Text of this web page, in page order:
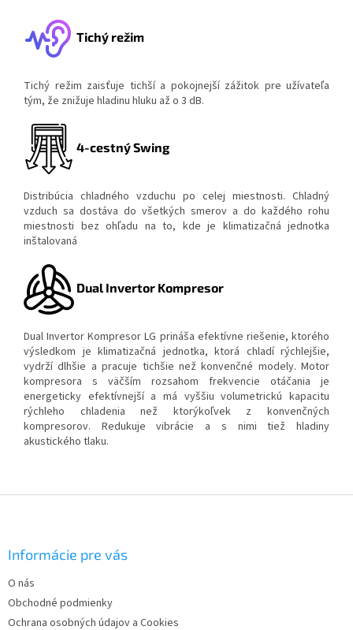
Tichý režim
Tichý režim zaisťuje tichší a pokojnejší zážitok pre užívateľa
tým, že znižuje hladinu hluku až o 3 dB.
4-cestný Swing
Distribúcia chladného vzduchu po celej miestnosti. Chladný
vzduch sa dostáva do všetkých smerov a do každého rohu
miestnosti bez ohľadu na to, kde je klimatizačná jednotka
inštalovaná
Dual Invertor Kompresor
Dual Invertor Kompresor LG prináša efektívne riešenie, ktorého
výsledkom je klimatizačná jednotka, ktorá chladí rýchlejšie,
vydrží dlhšie a pracuje tichšie než konvenčné modely. Motor
kompresora s väčším rozsahom frekvencie otáčania je
energeticky efektívnejší a má vyššiu volumetrickú kapacitu
rýchleho chladenia než ktorýkoľvek z konvenčných
kompresorov. Redukuje vibrácie a s nimi tiež hladiny
akustického tlaku.
Informácie pre vás
O nás
Obchodné podmienky
Ochrana osobných údajov a Cookies